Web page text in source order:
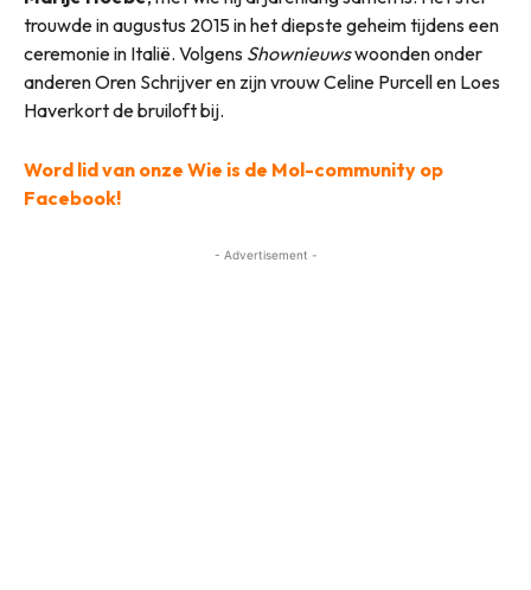
trouwde in augustus 2015 in het diepste geheim tijdens een
ceremonie in Italië. Volgens Shownieuwswoonden onder
anderen Oren Schrijver en zijn vrouw Celine Purcell en Loes
Haverkort de bruiloft bij.
Word lid van onze Wie is de Mol-community op
Facebook!
- Advertisement -